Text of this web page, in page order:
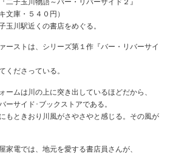
二子玉川物語～バー・リバーサイド２』
文庫・５４０円）
玉川駅近くの書店をめぐる。
ーストは、シリーズ第１作『バー・リバーサイ
くださっている。
ームは川の上に突き出しているほどだから、
ーサイド･ブックストアである。
もときおり川風がさやさやと感じる。その風が
電では、地元を愛する書店員さんが、